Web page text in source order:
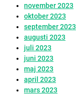
november 2023
oktober 2023
september 2023
augusti 2023
juli 2023
juni 2023
maj 2023
april 2023
mars 2023